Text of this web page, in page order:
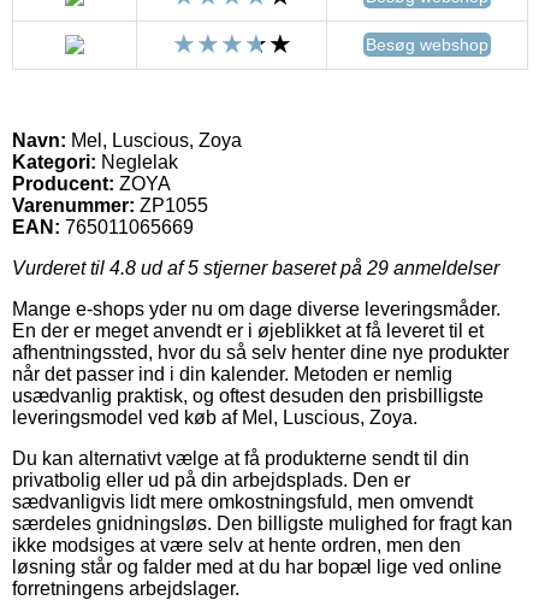
Besøg webshop
Navn: Mel, Luscious, Zoya
Kategori: Neglelak
Producent: ZOYA
Varenummer: ZP1055
EAN: 765011065669
Vurderet til 4.8 ud af 5 stjerner baseret på 29 anmeldelser
Mange e-shops yder nu om dage diverse leveringsmåder.
En der er meget anvendt er i øjeblikket at få leveret til et
afhentningssted, hvor du så selv henter dine nye produkter
når det passer ind i din kalender. Metoden er nemlig
usædvanlig praktisk, og oftest desuden den prisbilligste
leveringsmodel ved køb af Mel, Luscious, Zoya.
Du kan alternativt vælge at få produkterne sendt til din
privatbolig eller ud på din arbejdsplads. Den er
sædvanligvis lidt mere omkostningsfuld, men omvendt
særdeles gnidningsløs. Den billigste mulighed for fragt kan
ikke modsiges at være selv at hente ordren, men den
løsning står og falder med at du har bopæl lige ved online
forretningens arbejdslager.